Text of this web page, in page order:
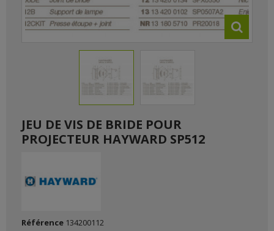
JEU DE VIS DE BRIDE POUR
PROJECTEUR HAYWARD SP512
Référence 134200112